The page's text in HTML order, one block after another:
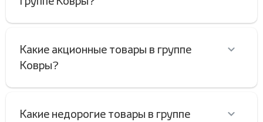
Какие акционные товары в группе
Ковры?
Какие недорогие товары в группе